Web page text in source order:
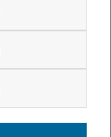
zulassen
zulassen
zulassen